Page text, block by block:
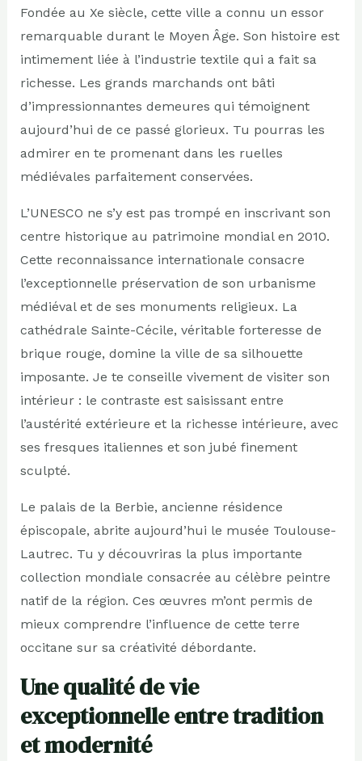
Fondée au Xe siècle, cette ville a connu un essor
remarquable durant le Moyen Âge. Son histoire est
intimement liée à l’industrie textile qui a fait sa
richesse. Les grands marchands ont bâti
d’impressionnantes demeures qui témoignent
aujourd’hui de ce passé glorieux. Tu pourras les
admirer en te promenant dans les ruelles
médiévales parfaitement conservées.
L’UNESCO ne s’y est pas trompé en inscrivant son
centre historique au patrimoine mondial en 2010.
Cette reconnaissance internationale consacre
l’exceptionnelle préservation de son urbanisme
médiéval et de ses monuments religieux. La
cathédrale Sainte-Cécile, véritable forteresse de
brique rouge, domine la ville de sa silhouette
imposante. Je te conseille vivement de visiter son
intérieur : le contraste est saisissant entre
l’austérité extérieure et la richesse intérieure, avec
ses fresques italiennes et son jubé finement
sculpté.
Le palais de la Berbie, ancienne résidence
épiscopale, abrite aujourd’hui le musée Toulouse-
Lautrec. Tu y découvriras la plus importante
collection mondiale consacrée au célèbre peintre
natif de la région. Ces œuvres m’ont permis de
mieux comprendre l’influence de cette terre
occitane sur sa créativité débordante.
Une qualité de vie
exceptionnelle entre tradition
et modernité